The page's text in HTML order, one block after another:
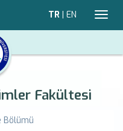
TR | EN
Fakültesi
Bölümü